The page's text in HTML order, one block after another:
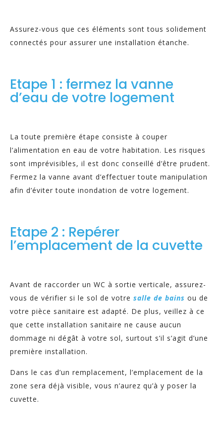
Assurez-vous que ces éléments sont tous solidement
connectés pour assurer une installation étanche.
Etape 1 : fermez la vanne
d’eau de votre logement
La toute première étape consiste à couper
l’alimentation en eau de votre habitation. Les risques
sont imprévisibles, il est donc conseillé d’être prudent.
Fermez la vanne avant d’effectuer toute manipulation
afin d’éviter toute inondation de votre logement.
Etape 2 : Repérer
l’emplacement de la cuvette
Avant de raccorder un WC à sortie verticale, assurez-
vous de vérifier si le sol de votre salle de bains ou de
votre pièce sanitaire est adapté. De plus, veillez à ce
que cette installation sanitaire ne cause aucun
dommage ni dégât à votre sol, surtout s’il s’agit d’une
première installation.
Dans le cas d’un remplacement, l’emplacement de la
zone sera déjà visible, vous n’aurez qu’à y poser la
cuvette.